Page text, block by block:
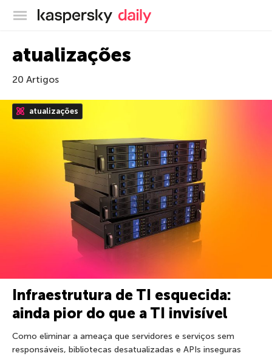
Blog oficial da Kaspersky
atualizações
20 Artigos
atualizações
Infraestrutura de TI esquecida:
ainda pior do que a TI invisível
Como eliminar a ameaça que servidores e serviços sem
responsáveis, bibliotecas desatualizadas e APIs inseguras